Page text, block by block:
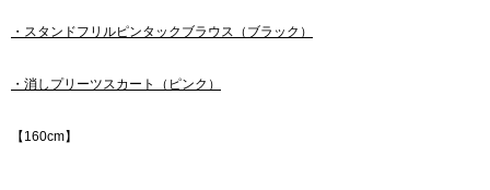
・スタンドフリルピンタックブラウス（ブラック）
・消しプリーツスカート（ピンク）
【160cm】